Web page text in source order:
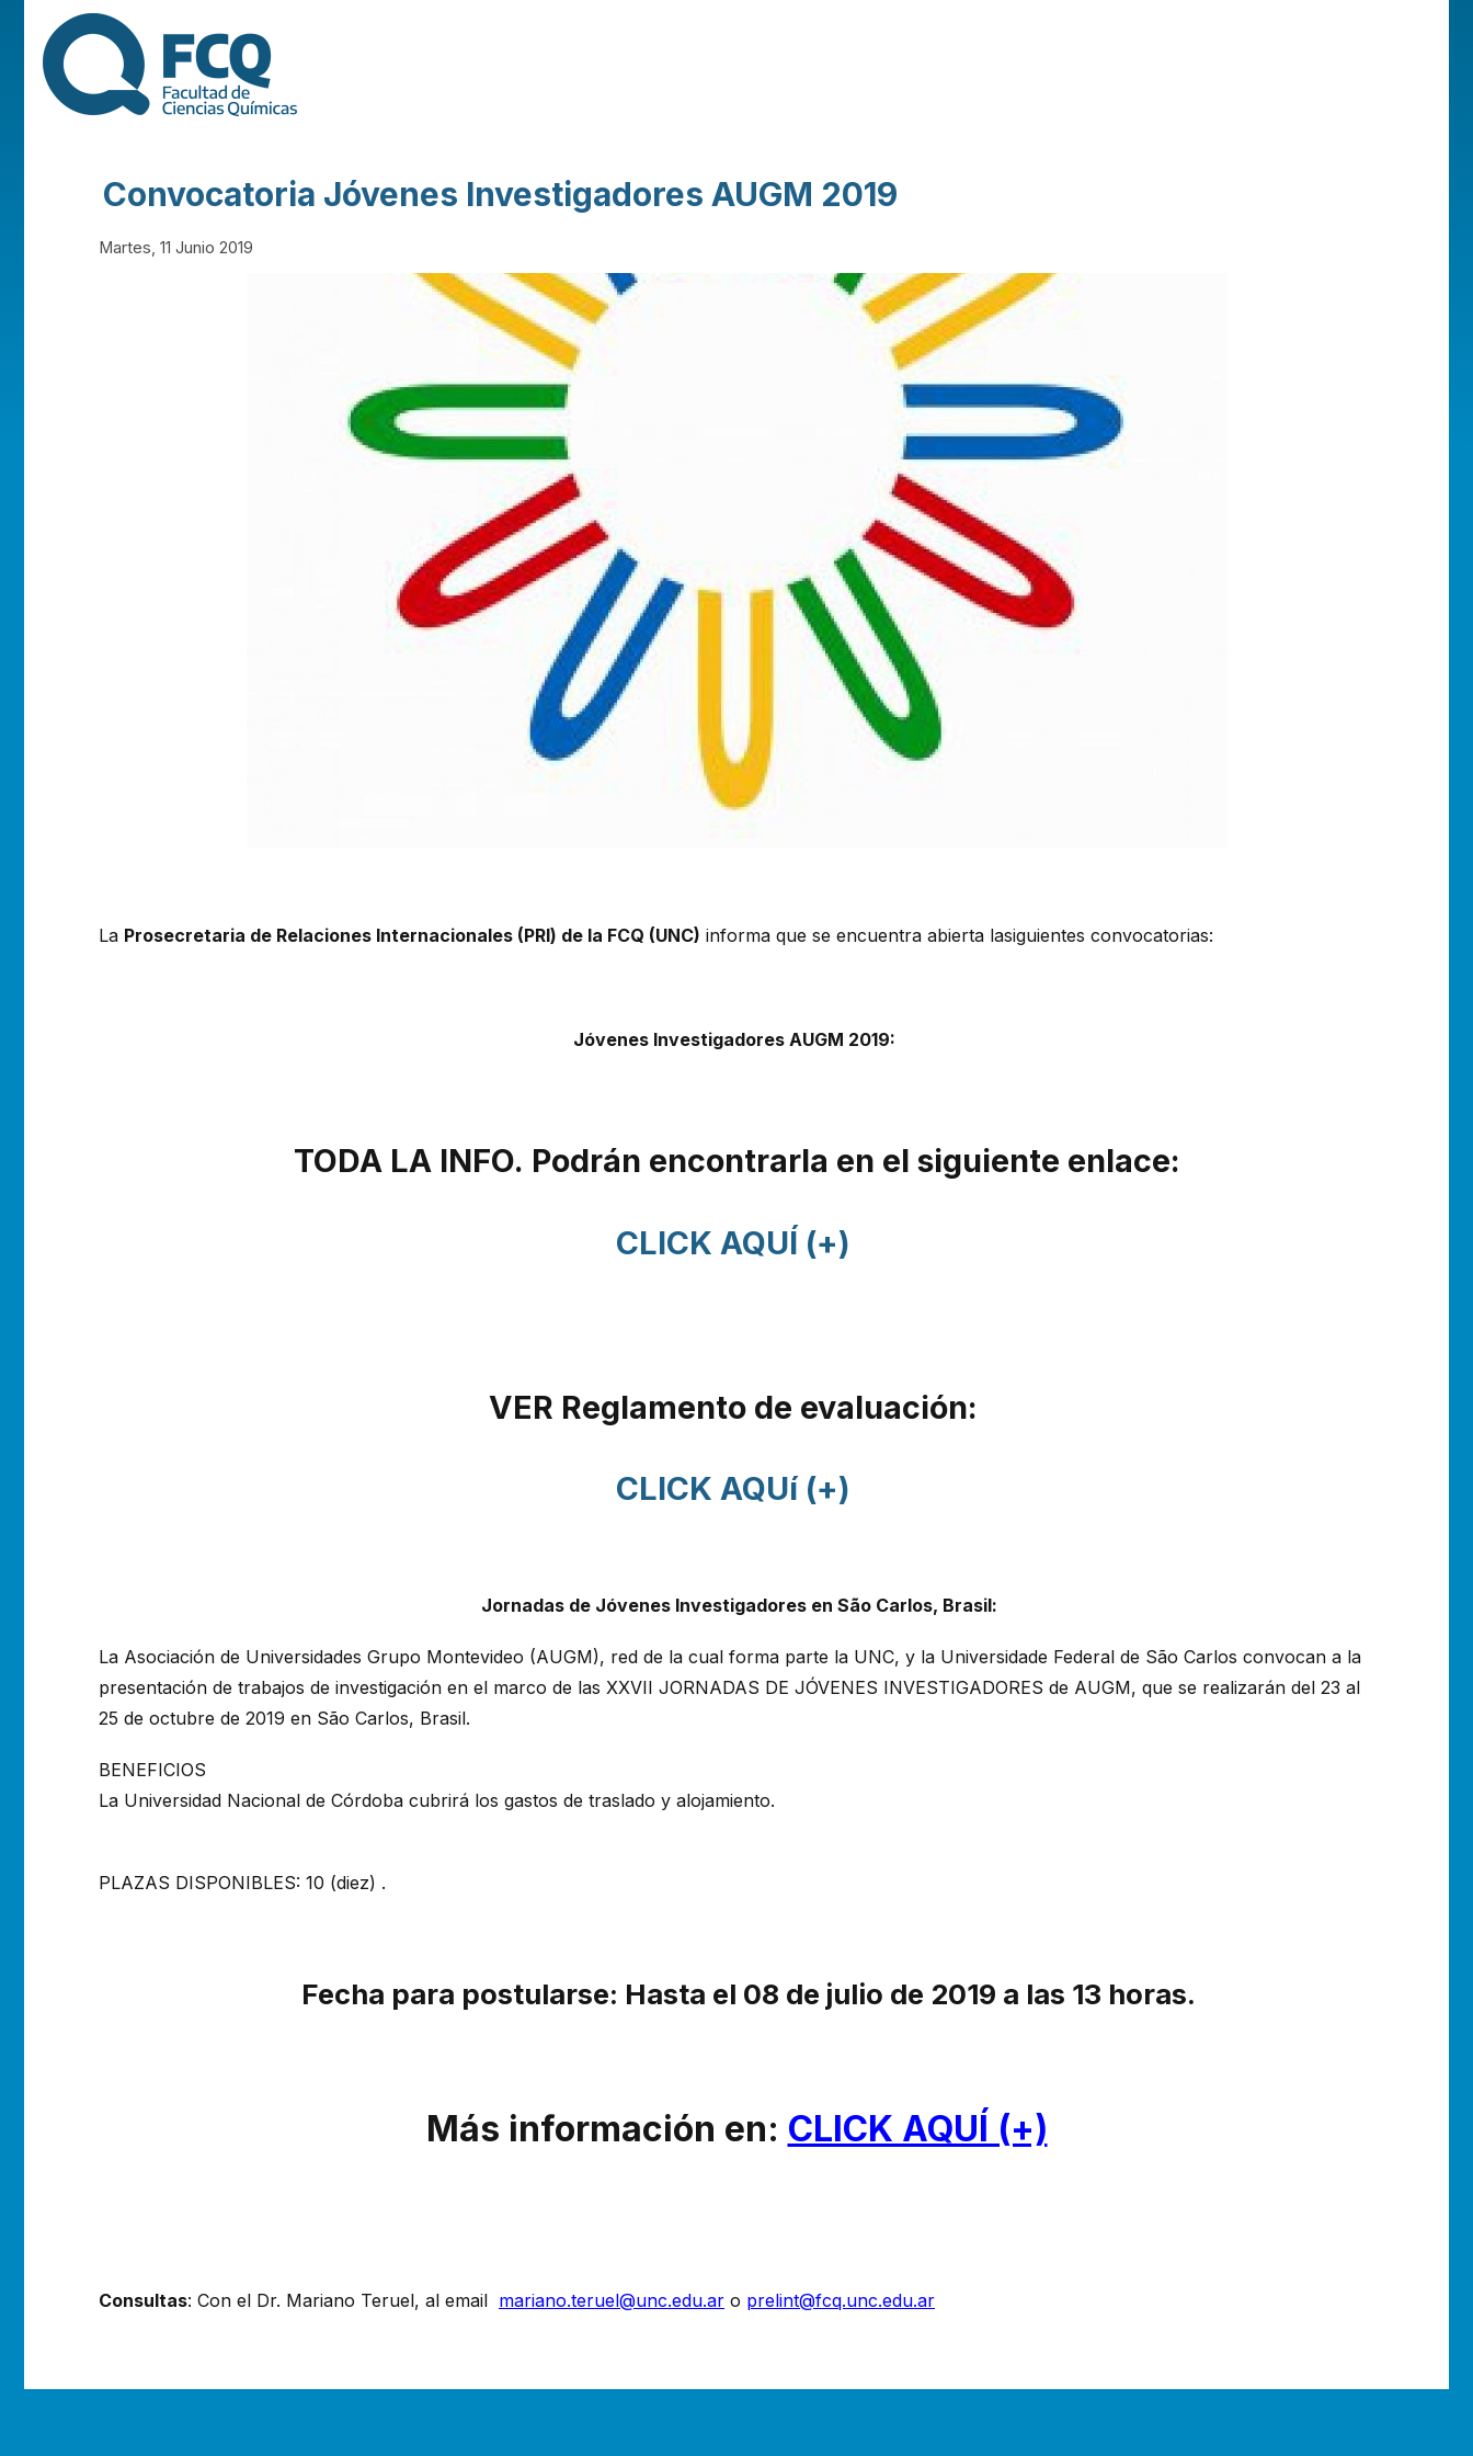
FACULTAD DE
CIENCIAS
QUÍMICAS DE
Convocatoria Jóvenes Investigadores AUGM 2019
Martes, 11 Junio 2019
La Prosecretaria de Relaciones Internacionales (PRI) de la FCQ (UNC) informa que se encuentra abierta lasiguientes convocatorias:
Jóvenes Investigadores AUGM 2019:
TODA LA INFO. Podrán encontrarla en el siguiente enlace:
CLICK AQUÍ (+)
VER Reglamento de evaluación:
CLICK AQUí (+)
Jornadas de Jóvenes Investigadores en São Carlos, Brasil:
La Asociación de Universidades Grupo Montevideo (AUGM), red de la cual forma parte la UNC, y la Universidade Federal de São Carlos convocan a la
presentación de trabajos de investigación en el marco de las XXVII JORNADAS DE JÓVENES INVESTIGADORES de AUGM, que se realizarán del 23 al
25 de octubre de 2019 en São Carlos, Brasil.
BENEFICIOS
La Universidad Nacional de Córdoba cubrirá los gastos de traslado y alojamiento.
PLAZAS DISPONIBLES: 10 (diez) .
Fecha para postularse: Hasta el 08 de julio de 2019 a las 13 horas.
Más información en: CLICK AQUÍ (+)
Consultas: Con el Dr. Mariano Teruel, al email mariano.teruel@unc.edu.ar o prelint@fcq.unc.edu.ar